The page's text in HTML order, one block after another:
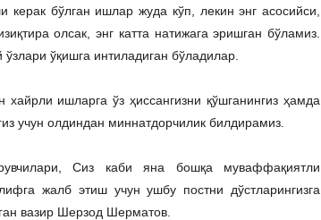
бўлган ишлар жуда кўп, лекин энг асосийси,
олсак, энг катта натижага эришган бўламиз.
ўқишга интиладиган бўладилар.
ишларга ўз ҳиссангизни қўшганингиз ҳамда
учун олдиндан миннатдорчилик билдирамиз.
Сиз каби яна бошқа муваффақиятли
жалб этиш учун ушбу постни дўстларингизга
вазир Шерзод Шерматов.